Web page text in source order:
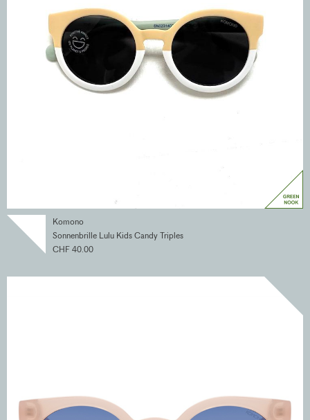
Komono
Sonnenbrille Lulu Kids Candy Triples
CHF 40.00